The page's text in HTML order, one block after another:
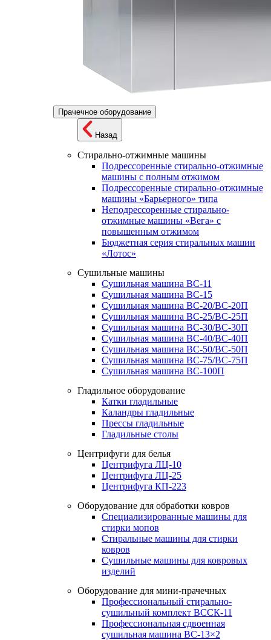
Прачечное оборудование
Назад
Стирально-отжимные машины
Подрессоренные стирально-отжимные
машины с полным отжимом
Подрессоренные стирально-отжимные
машины «Барьерного» типа
Неподрессоренные стирально-
отжимные машины «Вега» с
повышенным отжимом
Бюджетная серия стиральных машин
«Лотос»
Сушильные машины
Сушильная машина ВС-11
Сушильная машина ВС-15
Сушильная машина ВС-20/ВС-20П
Сушильная машина ВС-25/ВС-25П
Сушильная машина ВС-30/ВС-30П
Сушильная машина ВС-40/ВС-40П
Сушильная машина ВС-50/ВС-50П
Сушильная машина ВС-75/ВС-75П
Сушильная машина ВС-100П
Гладильное оборудование
Катки гладильные
Каландры гладильные
Прессы гладильные
Гладильные столы
Центрифуги для белья
Центрифуга ЛЦ-10
Центрифуга ЛЦ-25
Центрифуга КП-223
Оборудование для обработки ковров
Специализированные машины для
стирки мопов
Стиральные машины для стирки
ковров
Сушильные машины для ковровых
изделий
Оборудование для мини-прачечных
Профессиональный стирально-
сушильный комплект ВССК-11
Профессиональная сдвоенная
сушильная машина ВС-13×2